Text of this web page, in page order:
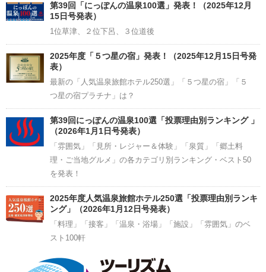
Channel
第39回「にっぽんの温泉100選」発表！（2025年12月
15日号発表）
1位草津、２位下呂、３位道後
2025年度「５つ星の宿」発表！（2025年12月15日号発
表）
最新の「人気温泉旅館ホテル250選」「５つ星の宿」「５
つ星の宿プラチナ」は？
第39回にっぽんの温泉100選「投票理由別ランキング 」
（2026年1月1日号発表）
「雰囲気」「見所・レジャー＆体験」「泉質」「郷土料
理・ご当地グルメ」の各カテゴリ別ランキング・ベスト50
を発表！
2025年度人気温泉旅館ホテル250選「投票理由別ランキ
ング」（2026年1月12日号発表）
「料理」「接客」「温泉・浴場」「施設」「雰囲気」のベ
スト100軒